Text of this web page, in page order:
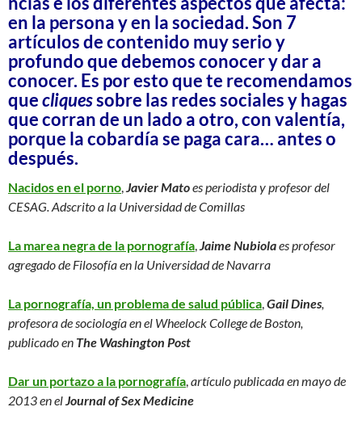
en la persona y en la sociedad. Son 7
artículos de contenido muy serio y
profundo que debemos conocer y dar a
conocer. Es por esto que te recomendamos
quecliquessobre las redes sociales y hagas
que corran de un lado a otro, con valentía,
porque la cobardía se paga cara… antes o
después.
Nacidos en el porno,Javier Matoes periodista y profesor del
CESAG. Adscrito a la Universidad de Comillas
La marea negra de la pornografía,Jaime Nubiolaes profesor
agregado de Filosofía en la Universidad de Navarra
La pornografía, un problema de salud pública,Gail Dines,
profesora de sociología en el Wheelock College de Boston,
publicado en The Washington Post
Dar un portazo a la pornografía,artículo publicada en mayo de
2013 en elJournal of Sex Medicine